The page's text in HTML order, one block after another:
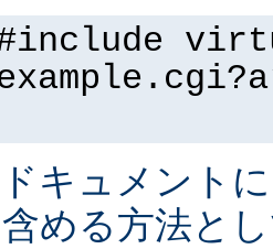
キュメント
める方法と